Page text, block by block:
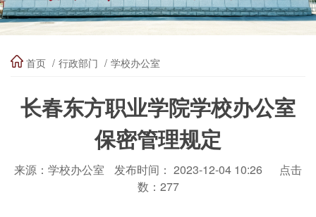
首页 行政部门 学校办公室
长春东方职业学院学校办公室
保密管理规定
来源：学校办公室 发布时间： 2023-12-04 10:26
点击
数： 277